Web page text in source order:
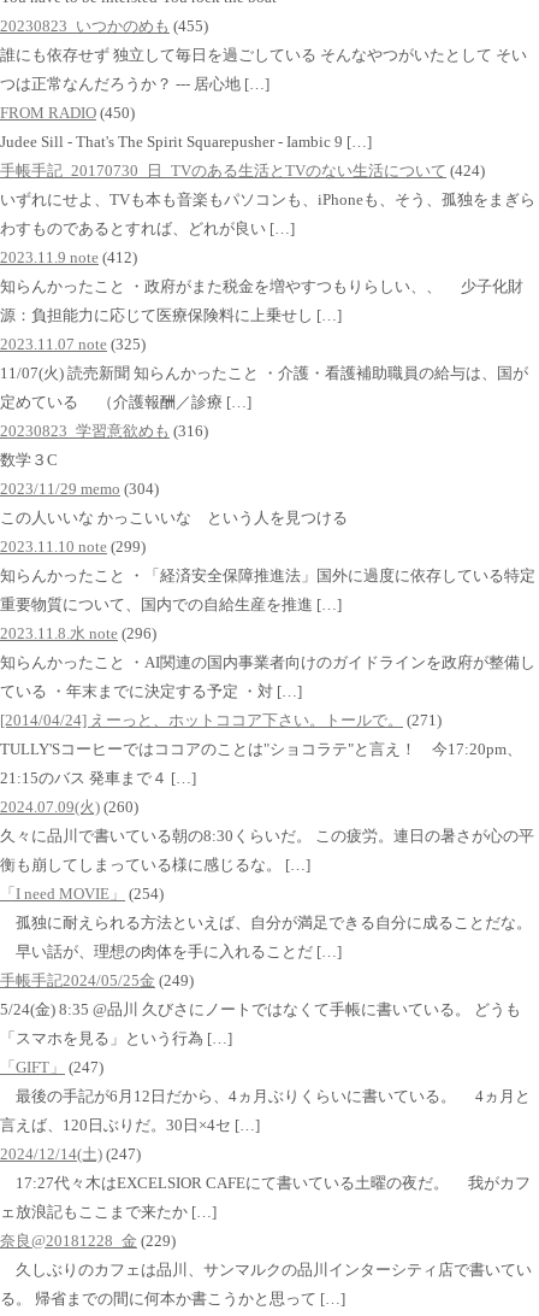
20230823_いつかのめも (455)
誰にも依存せず 独立して毎日を過ごしている そんなやつがいたとして そい
つは正常なんだろうか？ --- 居心地 […]
FROM RADIO (450)
Judee Sill - That's The Spirit Squarepusher - Iambic 9 […]
手帳手記_20170730_日_TVのある生活とTVのない生活について (424)
いずれにせよ、TVも本も音楽もパソコンも、iPhoneも、そう、孤独をまぎら
わすものであるとすれば、どれが良い […]
2023.11.9 note (412)
知らんかったこと ・政府がまた税金を増やすつもりらしい、、 少子化財
源：負担能力に応じて医療保険料に上乗せし […]
2023.11.07 note (325)
11/07(火) 読売新聞 知らんかったこと ・介護・看護補助職員の給与は、国が
定めている （介護報酬／診療 […]
20230823_学習意欲めも (316)
数学３C
2023/11/29 memo (304)
この人いいな かっこいいな という人を見つける
2023.11.10 note (299)
知らんかったこと ・「経済安全保障推進法」国外に過度に依存している特定
重要物質について、国内での自給生産を推進 […]
2023.11.8.水 note (296)
知らんかったこと ・AI関連の国内事業者向けのガイドラインを政府が整備し
ている ・年末までに決定する予定 ・対 […]
[2014/04/24] えーっと、ホットココア下さい。トールで。
(271)
TULLY'Sコーヒーではココアのことは"ショコラテ"と言え！ 今17:20pm、
21:15のバス 発車まで４ […]
2024.07.09(火) (260)
久々に品川で書いている朝の8:30くらいだ。 この疲労。連日の暑さが心の平
衡も崩してしまっている様に感じるな。 […]
「I need MOVIE」
(254)
孤独に耐えられる方法といえば、自分が満足できる自分に成ることだな。
早い話が、理想の肉体を手に入れることだ […]
手帳手記2024/05/25金 (249)
5/24(金) 8:35 @品川 久びさにノートではなくて手帳に書いている。 どうも
「スマホを見る」という行為 […]
「GIFT」
(247)
最後の手記が6月12日だから、4ヵ月ぶりくらいに書いている。 4ヵ月と
言えば、120日ぶりだ。30日×4セ […]
2024/12/14(土) (247)
17:27代々木はEXCELSIOR CAFEにて書いている土曜の夜だ。 我がカフ
ェ放浪記もここまで来たか […]
奈良@20181228_金 (229)
久しぶりのカフェは品川、サンマルクの品川インターシティ店で書いてい
る。 帰省までの間に何本か書こうかと思って […]